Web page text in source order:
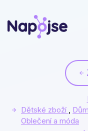
Dětské zboží ,
Oblečení a móda